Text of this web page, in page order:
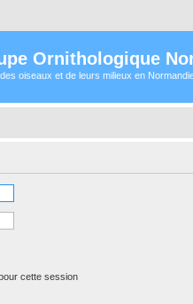
Ornithologique
oiseaux et de leurs milieux en
cette session